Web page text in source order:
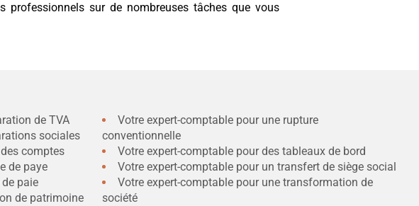
sur de nombreuses tâches que vous
de TVA
sociales
comptes
de paye
paie
de patrimoine
Votre expert-comptable pour une rupture
conventionnelle
Votre expert-comptable pour des tableaux de bord
Votre expert-comptable pour un transfert de siège social
Votre expert-comptable pour une transformation de
société